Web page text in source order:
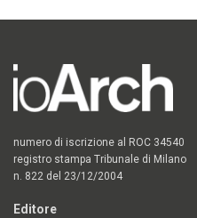
numero di iscrizione al ROC 34540
registro stampa Tribunale di Milano
n. 822 del 23/12/2004
Editore